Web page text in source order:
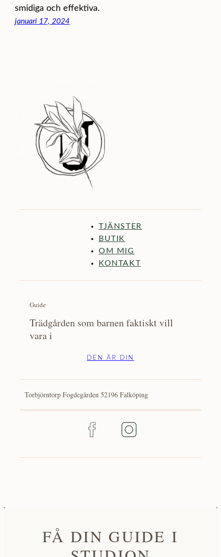
smidiga och effektiva.
januari 17, 2024
TJÄNSTER
BUTIK
OM MIG
KONTAKT
Guide
Trädgården som barnen faktiskt vill
vara i
DEN ÄR DIN
Torbjörntorp Fogdegården 52196 Falköping
FÅ DIN GUIDE I